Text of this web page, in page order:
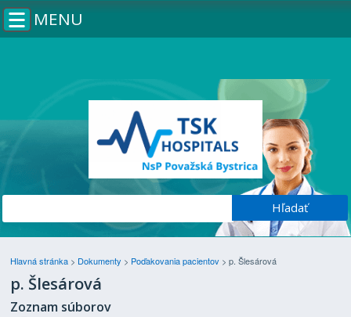
MENU
Hlavná stránka > Dokumenty > Poďakovania pacientov > p. Šlesárová
p. Šlesárová
Zoznam súborov